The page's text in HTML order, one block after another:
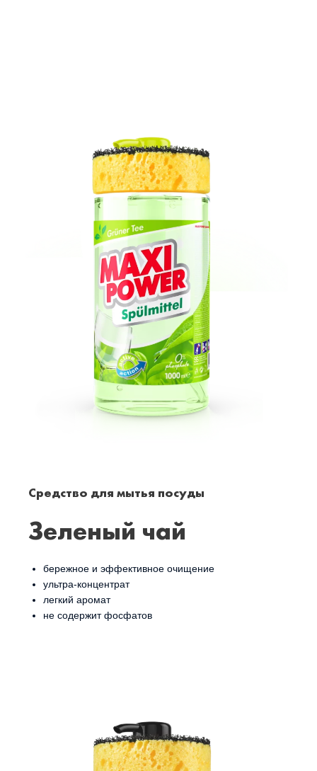
Средство для мытья посуды
Зеленый чай
бережное и эффективное очищение
ультра-концентрат
легкий аромат
не содержит фосфатов